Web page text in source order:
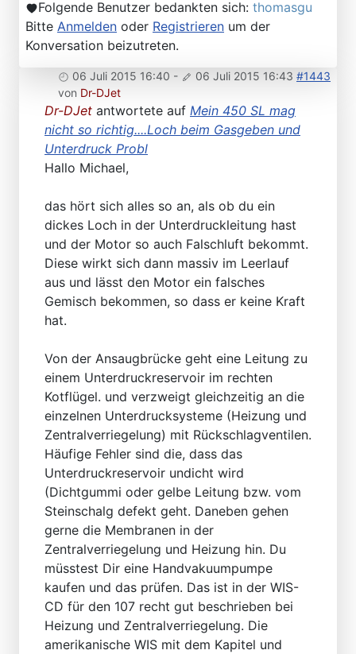
Folgende Benutzer bedankten sich: thomasgu
Bitte Anmelden oder Registrieren um der
Konversation beizutreten.
06 Juli 2015 16:40 - 06 Juli 2015 16:43 #1443
von Dr-DJet
Dr-DJet antwortete auf Mein 450 SL mag
nicht so richtig....Loch beim Gasgeben und
Unterdruck Probl
Hallo Michael,
das hört sich alles so an, als ob du ein
dickes Loch in der Unterdruckleitung hast
und der Motor so auch Falschluft bekommt.
Diese wirkt sich dann massiv im Leerlauf
aus und lässt den Motor ein falsches
Gemisch bekommen, so dass er keine Kraft
hat.
Von der Ansaugbrücke geht eine Leitung zu
einem Unterdruckreservoir im rechten
Kotflügel. und verzweigt gleichzeitig an die
einzelnen Unterdrucksysteme (Heizung und
Zentralverriegelung) mit Rückschlagventilen.
Häufige Fehler sind die, dass das
Unterdruckreservoir undicht wird
(Dichtgummi oder gelbe Leitung bzw. vom
Steinschalg defekt geht. Daneben gehen
gerne die Membranen in der
Zentralverriegelung und Heizung hin. Du
müsstest Dir eine Handvakuumpumpe
kaufen und das prüfen. Das ist in der WIS-
CD für den 107 recht gut beschrieben bei
Heizung und Zentralverriegelung. Die
amerikanische WIS mit dem Kapitel und